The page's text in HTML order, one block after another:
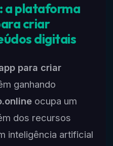
a plataforma
criar
digitais
para criar
ganhando
ocupa um
dos recursos
inteligência artificial